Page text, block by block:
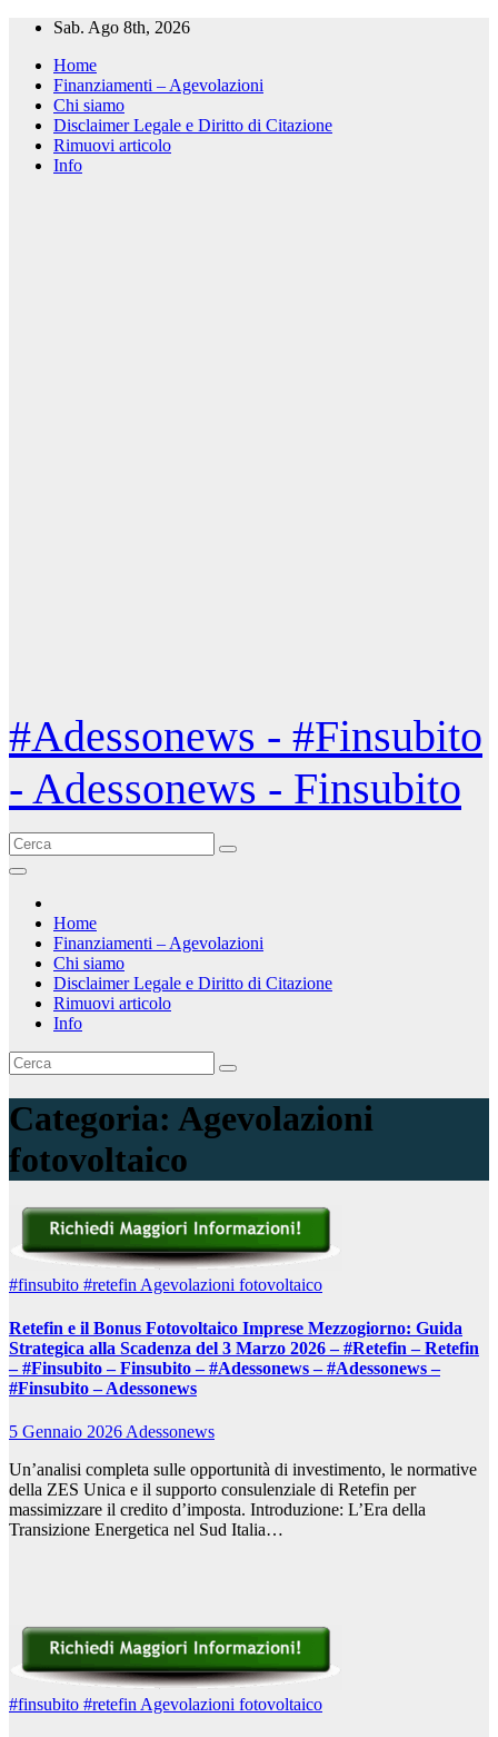
Salta
contenuto
Sab. Ago 8th, 2026
Home
Finanziamenti – Agevolazioni
Chi siamo
Disclaimer Legale e Diritto di Citazione
Rimuovi articolo
Info
#Adessonews - #Finsubito
- Adessonews - Finsubito
Home
Finanziamenti – Agevolazioni
Chi siamo
Disclaimer Legale e Diritto di Citazione
Rimuovi articolo
Info
Categoria: Agevolazioni
fotovoltaico
#finsubito #retefin Agevolazioni fotovoltaico
Retefin e il Bonus Fotovoltaico Imprese Mezzogiorno: Guida
Strategica alla Scadenza del 3 Marzo 2026 – #Retefin – Retefin
– #Finsubito – Finsubito – #Adessonews – #Adessonews –
#Finsubito – Adessonews
5 Gennaio 2026Adessonews
Un’analisi completa sulle opportunità di investimento, le normative
della ZES Unica e il supporto consulenziale di Retefin per
massimizzare il credito d’imposta. Introduzione: L’Era della
Transizione Energetica nel Sud Italia…
#finsubito #retefinAgevolazioni fotovoltaico